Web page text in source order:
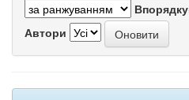
Автори